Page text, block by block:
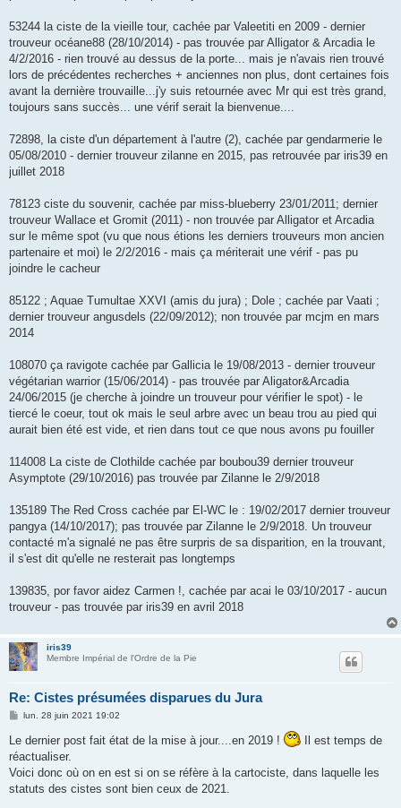
53244 la ciste de la vieille tour, cachée par Valeetiti en 2009 - dernier
trouveur océane88 (28/10/2014) - pas trouvée par Alligator & Arcadia le
4/2/2016 - rien trouvé au dessus de la porte... mais je n'avais rien trouvé
lors de précédentes recherches + anciennes non plus, dont certaines fois
avant la dernière trouvaille...j'y suis retournée avec Mr qui est très grand,
toujours sans succès... une vérif serait la bienvenue....
72898, la ciste d'un département à l'autre (2), cachée par gendarmerie le
05/08/2010 - dernier trouveur zilanne en 2015, pas retrouvée par iris39 en
juillet 2018
78123 ciste du souvenir, cachée par miss-blueberry 23/01/2011; dernier
trouveur Wallace et Gromit (2011) - non trouvée par Alligator et Arcadia
sur le même spot (vu que nous étions les derniers trouveurs mon ancien
partenaire et moi) le 2/2/2016 - mais ça mériterait une vérif - pas pu
joindre le cacheur
85122 ; Aquae Tumultae XXVI (amis du jura) ; Dole ; cachée par Vaati ;
dernier trouveur angusdels (22/09/2012); non trouvée par mcjm en mars
2014
108070 ça ravigote cachée par Gallicia le 19/08/2013 - dernier trouveur
végétarian warrior (15/06/2014) - pas trouvée par Aligator&Arcadia
24/06/2015 (je cherche à joindre un trouveur pour vérifier le spot) - le
tiercé le coeur, tout ok mais le seul arbre avec un beau trou au pied qui
aurait bien été est vide, et rien dans tout ce que nous avons pu fouiller
114008 La ciste de Clothilde cachée par boubou39 dernier trouveur
Asymptote (29/10/2016) pas trouvée par Zilanne le 2/9/2018
135189 The Red Cross cachée par El-WC le : 19/02/2017 dernier trouveur
pangya (14/10/2017); pas trouvée par Zilanne le 2/9/2018. Un trouveur
contacté m'a signalé ne pas être surpris de sa disparition, en la trouvant,
il s'est dit qu'elle ne resterait pas longtemps
139835, por favor aidez Carmen !, cachée par acai le 03/10/2017 - aucun
trouveur - pas trouvée par iris39 en avril 2018
iris39
Membre Impérial de l'Ordre de la Pie
Re: Cistes présumées disparues du Jura
M
s
a
g
e
lun. 28 juin 2021 19:02
Le dernier post fait état de la mise à jour....en 2019 !
Il est temps de
réactualiser.
Voici donc où on en est si on se réfère à la cartociste, dans laquelle les
statuts des cistes sont bien ceux de 2021.